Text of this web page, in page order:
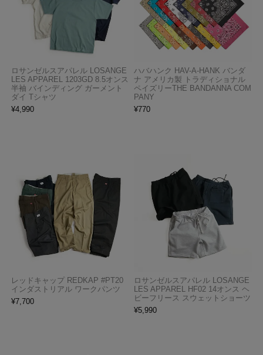
ロサンゼルスアパレル LOSANGE
LES APPAREL 1203GD 8.5オンス
半袖 バインディング ガーメント
ダイ Tシャツ
¥4,990
ハバハンク HAV-A-HANK バンダ
ナ アメリカ製 トラディショナル
ペイズリーTHE BANDANNA COM
PANY
¥770
レッドキャップ REDKAP #PT20
インダストリアル ワークパンツ
¥7,700
ロサンゼルスアパレル LOSANGE
LES APPAREL HF02 14オンス ヘ
ビーフリース スウェットショーツ
¥5,990